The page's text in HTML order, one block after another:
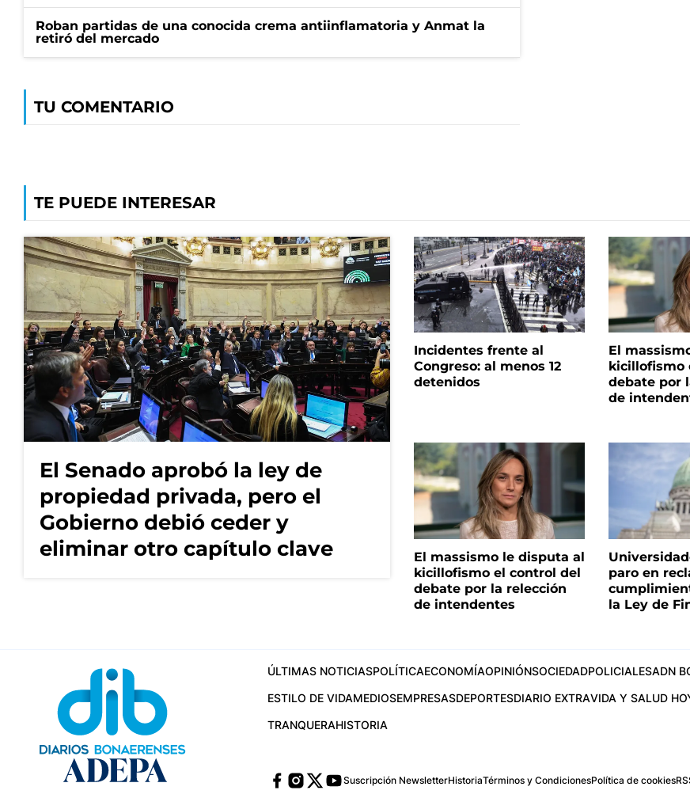
Roban partidas de una conocida crema antiinflamatoria y Anmat la
retiró del mercado
TU COMENTARIO
TE PUEDE INTERESAR
El Senado aprobó la ley de
propiedad privada, pero el
Gobierno debió ceder y
eliminar otro capítulo clave
Incidentes frente al
Congreso: al menos 12
detenidos
El
kicillofismo
debate por
de
El massismo le disputa al
kicillofismo el control del
debate por la relección
de intendentes
paro en
la Ley de
ÚLTIMAS NOTICIASPOLÍTICAECONOMÍAOPINIÓNSOCIEDADPOLICIALESADN
ESTILO DE VIDAMEDIOSEMPRESASDEPORTESDIARIO EXTRAVIDA Y SALUD
TRANQUERAHISTORIA
Suscripción NewsletterHistoriaTérminos y CondicionesPolítica de cookies